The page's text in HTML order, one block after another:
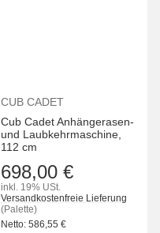
CUB CADET
Cub Cadet Anhängerasen-
und Laubkehrmaschine,
112 cm
698,00 €
inkl. 19% USt.
Versandkostenfreie Lieferung
(Palette)
Netto: 586,55 €